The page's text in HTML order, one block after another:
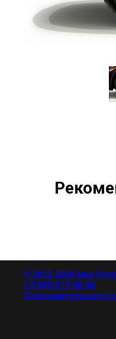
© 2012-2026 Auto
+7(499) 577-00-80
Пользовательское